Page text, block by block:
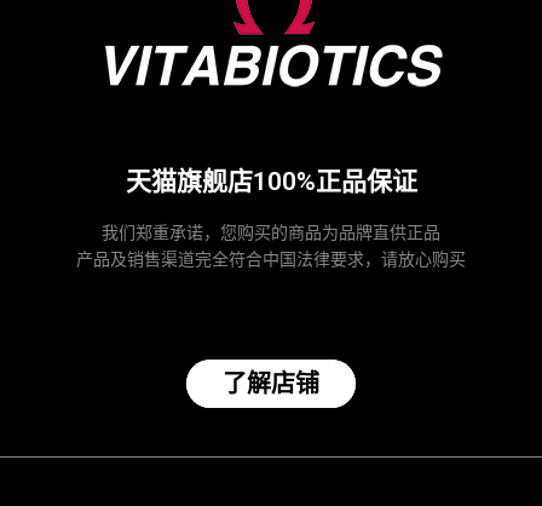
天猫旗舰店100%正品保证
我们郑重承诺，您购买的商品为品牌直供正品
产品及销售渠道完全符合中国法律要求，请放心购买
了解店铺